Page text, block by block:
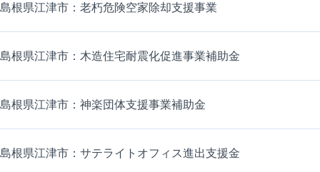
島根県江津市：老朽危険空家除却支援事業
島根県江津市：木造住宅耐震化促進事業補助金
島根県江津市：神楽団体支援事業補助金
島根県江津市：サテライトオフィス進出支援金